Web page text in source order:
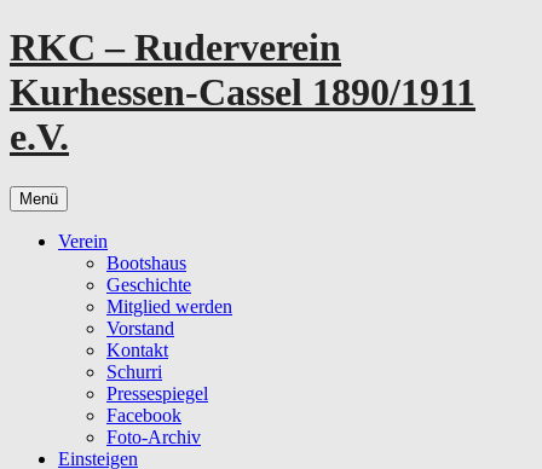
Zum
Inhalt
springen
RKC – Ruderverein
Kurhessen-Cassel 1890/1911
e.V.
Menü
Verein
Bootshaus
Geschichte
Mitglied werden
Vorstand
Kontakt
Schurri
Pressespiegel
Facebook
Foto-Archiv
Einsteigen